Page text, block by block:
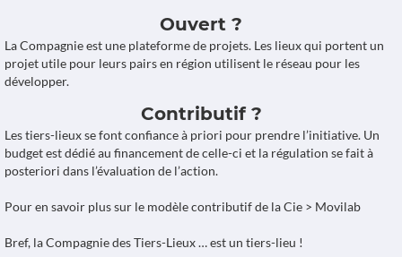
Ouvert ?
La Compagnie est une plateforme de projets. Les lieux qui portent un
projet utile pour leurs pairs en région utilisent le réseau pour les
développer.
Contributif ?
Les tiers-lieux se font confiance à priori pour prendre l’initiative. Un
budget est dédié au financement de celle-ci et la régulation se fait à
posteriori dans l’évaluation de l’action.
Pour en savoir plus sur le modèle contributif de la Cie > Movilab
Bref, la Compagnie des Tiers-Lieux … est un tiers-lieu !